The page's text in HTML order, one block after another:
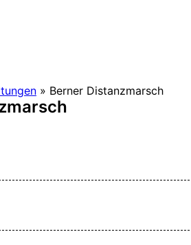
» Berner Distanzmarsch